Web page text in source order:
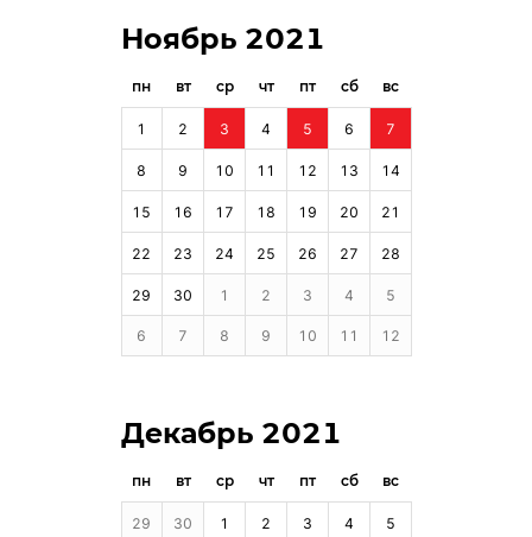
Ноябрь 2021
пн вт ср чт пт сб вс
1 2 3 4 5 6 7
8 9 10 11 12 13 14
15 16 17 18 19 20 21
22 23 24 25 26 27 28
29 30 1 2 3 4 5
6 7 8 9 10 11 12
Декабрь 2021
пн вт ср чт пт сб вс
29 30 1 2 3 4 5